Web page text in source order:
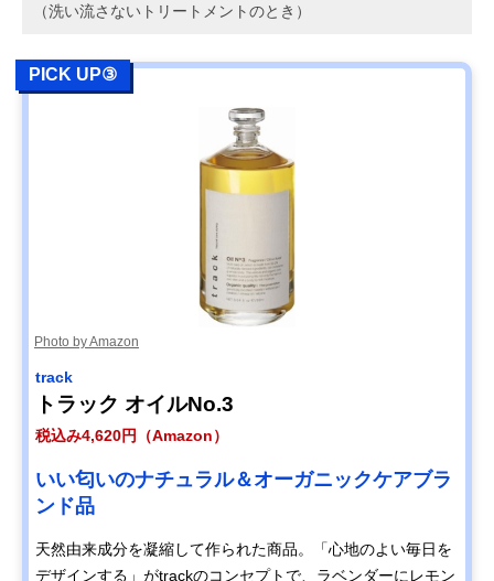
（洗い流さないトリートメントのとき）
PICK UP③
Photo by Amazon
track
トラック オイルNo.3
税込み4,620円（Amazon）
いい匂いのナチュラル＆オーガニックケアブラ
ンド品
天然由来成分を凝縮して作られた商品。「心地のよい毎日を
デザインする」がtrackのコンセプトで、ラベンダーにレモン